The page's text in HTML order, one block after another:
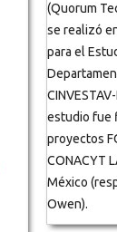
(Quorum
se realizó
para el
estudio fue
proyectos
CONACYT
México
Owen).